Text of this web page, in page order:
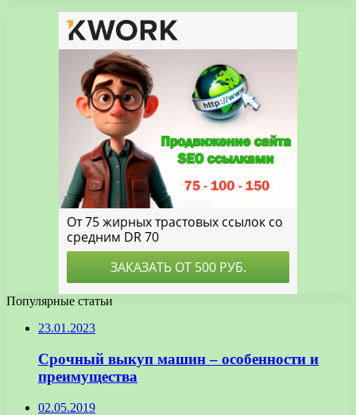
Популярные статьи
23.01.2023
Срочный выкуп машин – особенности и
преимущества
02.05.2019